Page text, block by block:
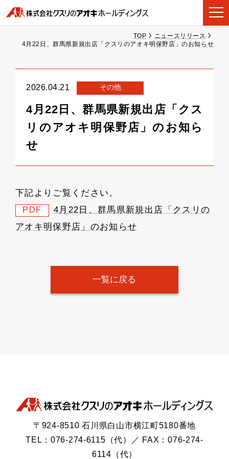
TOP
ニュースリリース
4月22日、群馬県新規出店「クスリのアオキ明保野店」のお知らせ
2026.04.21 その他
4月22日、群馬県新規出店「クス
リのアオキ明保野店」のお知ら
せ
下記よりご覧ください。
PDF
4月22日、群馬県新規出店「クスリの
アオキ明保野店」のお知らせ
一覧に戻る
〒924-8510 石川県白山市横江町5180番地
TEL：076-274-6115（代）／ FAX：076-274-
6114（代）